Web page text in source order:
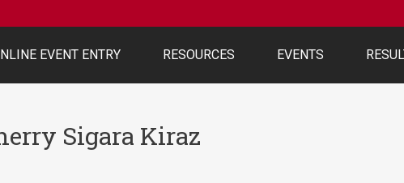
EVENT ENTRY RESOURCES EVENTS
Sigara Kiraz